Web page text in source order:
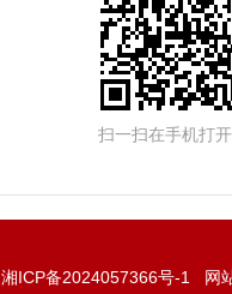
扫一扫在手机打
湘ICP备2024057366号-1 网